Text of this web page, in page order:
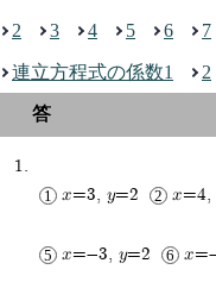
2 3 4 5 6 7
連立方程式の係数1 2
x=3, y=2 x=4,
x=-3, y=2